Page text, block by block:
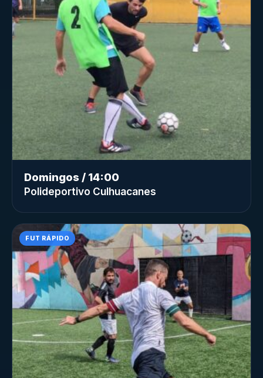
Domingos / 14:00
Polideportivo Culhuacanes
FUT RÁPIDO